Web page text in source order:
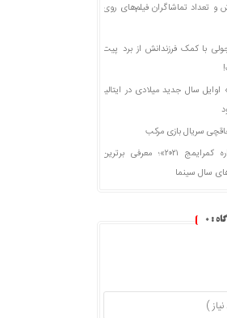
و تعداد تماشاگران فیلم‌های روی
جولی با کمک فرزندانش از برد پیت
اوایل سال جدید میلادی در ایتالیا
سریال بازی مرکب
«جشنواره کمرایمج ۲۰۲۱»؛ معرفی برترین
سال سینما
:
0